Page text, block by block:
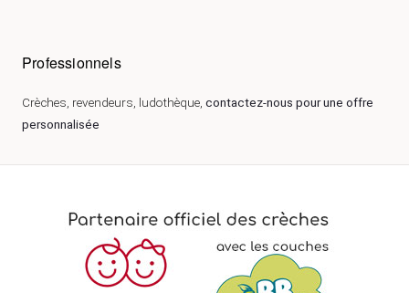
Professionnels
Crèches, revendeurs, ludothèque, contactez-nous pour une offre
personnalisée